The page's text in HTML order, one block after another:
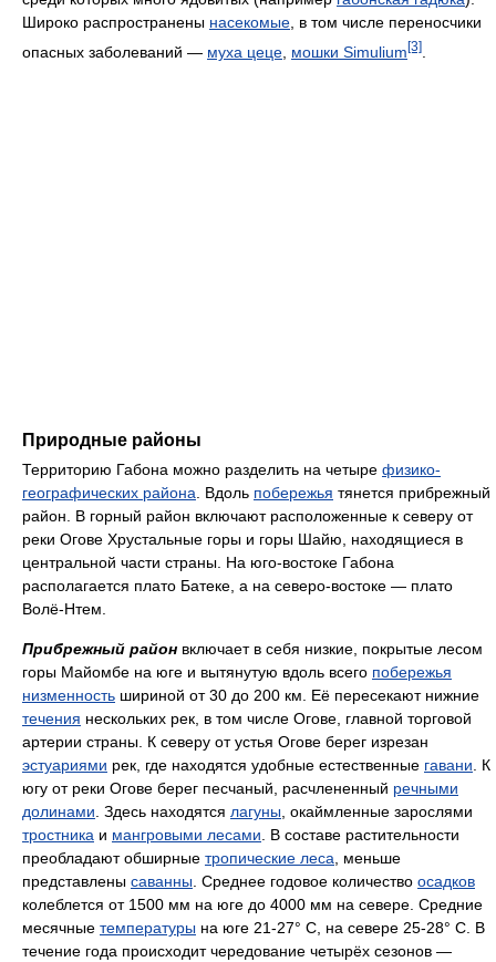
Широко распространены насекомые , в том числе переносчики
опасных заболеваний — муха цеце мошки Simulium[3]
Природные районы
Территорию Габона можно разделить на четыре физико-
географических района. Вдоль побережья тянется прибрежный
район. В горный район включают расположенные к северу от
реки Огове Хрустальные горы и горы Шайю, находящиеся в
центральной части страны. На юго-востоке Габона
располагается плато Батеке, а на северо-востоке — плато
Волё-Нтем.
Прибрежный район включает в себя низкие, покрытые лесом
горы Майомбе на юге и вытянутую вдоль всего побережья
низменность шириной от 30 до 200 км. Её пересекают нижние
течения нескольких рек, в том числе Огове, главной торговой
артерии страны. К северу от устья Огове берег изрезан
эстуариями рек, где находятся удобные естественные гавани. К
югу от реки Огове берег песчаный, расчлененный речными
долинами. Здесь находятся лагуны, окаймленные зарослями
тростника и мангровыми лесами. В составе растительности
преобладают обширные тропические леса, меньше
представлены саванны. Среднее годовое количество осадков
колеблется от 1500 мм на юге до 4000 мм на севере. Средние
месячные температуры на юге 21-27° С, на севере 25-28° С. В
течение года происходит чередование четырёх сезонов —